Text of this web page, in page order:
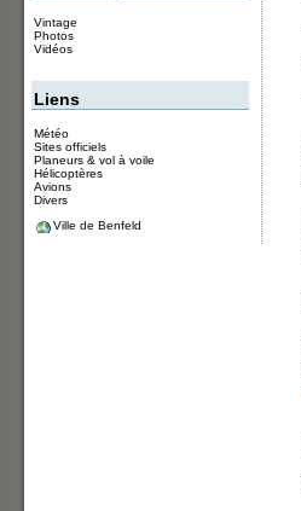
Vintage
Photos
Vidéos
Liens
Météo
Sites officiels
Planeurs & vol à voile
Hélicoptères
Avions
Divers
Ville de Benfeld